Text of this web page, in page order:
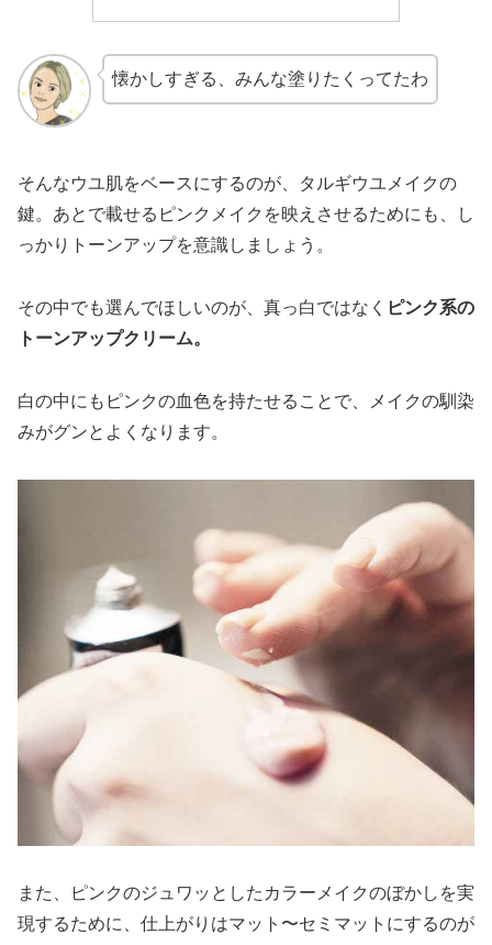
懐かしすぎる、みんな塗りたくってたわ
そんなウユ肌をベースにするのが、タルギウユメイクの
鍵。あとで載せるピンクメイクを映えさせるためにも、し
っかりトーンアップを意識しましょう。
その中でも選んでほしいのが、真っ白ではなく ピンク系の
トーンアップクリーム。
白の中にもピンクの血色を持たせることで、メイクの馴染
みがグンとよくなります。
また、ピンクのジュワッとしたカラーメイクのぼかしを実
現するために、仕上がりはマット〜セミマットにするのが